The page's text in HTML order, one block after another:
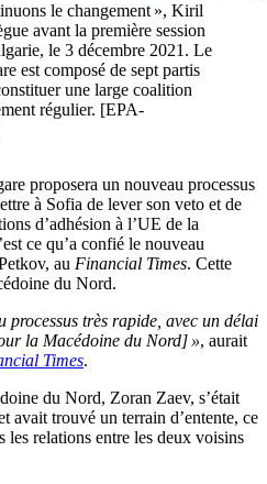
le changement », Kiril
avant la première session
le 3 décembre 2021. Le
est composé de sept partis
une large coalition
régulier. [EPA-
proposera un nouveau processus
à Sofia de lever son veto et de
d’adhésion à l’UE de la
ce qu’a confié le nouveau
au Financial Times. Cette
du Nord.
processus très rapide, avec un délai
la Macédoine du Nord] », aurait
Times.
du Nord, Zoran Zaev, s’était
avait trouvé un terrain d’entente, ce
les relations entre les deux voisins